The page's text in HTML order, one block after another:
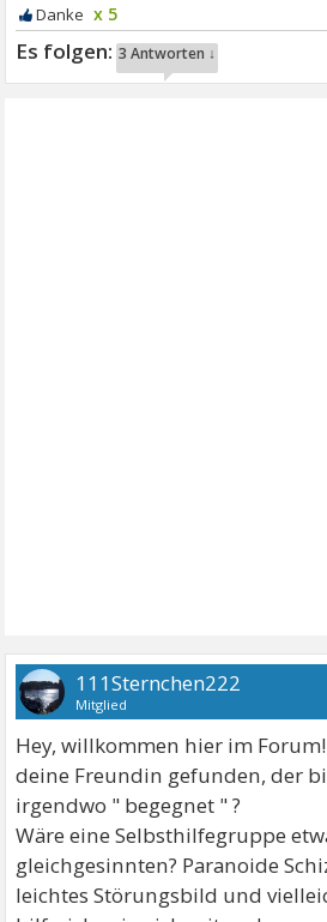
x 5
3 Antworten ↓
111Sternchen222
Mitglied
Hey, willkommen hier im
deine Freundin gefunden, der
irgendwo " begegnet " ?
Wäre eine Selbsthilfegruppe
gleichgesinnten? Paranoide
leichtes Störungsbild und